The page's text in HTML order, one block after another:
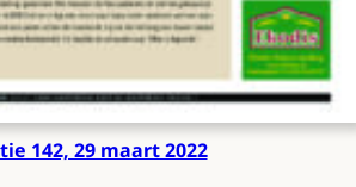
142, 29 maart 2022